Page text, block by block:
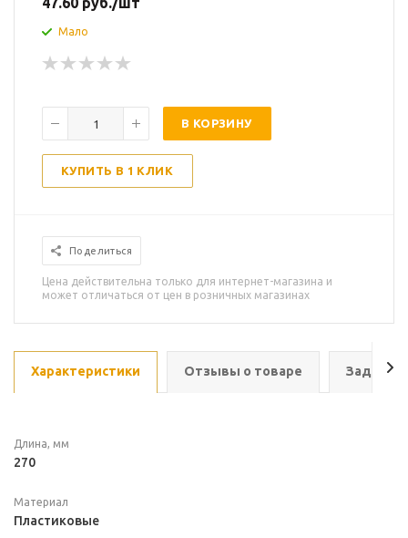
Мало
В КОРЗИНУ
КУПИТЬ В 1 КЛИК
Поделиться
Цена действительна только для интернет-магазина и
может отличаться от цен в розничных магазинах
Характеристики Отзывы о товаре Задать
Длина, мм
270
Материал
Пластиковые